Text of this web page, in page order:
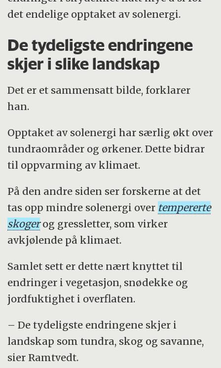
det endelige opptaket av solenergi.
De tydeligste endringene
skjer i slike landskap
Det er et sammensatt bilde, forklarer
han.
Opptaket av solenergi har særlig økt over
tundraområder og ørkener. Dette bidrar
til oppvarming av klimaet.
På den andre siden ser forskerne at det
tas opp mindre solenergi over tempererte
skogerog gressletter, som virker
avkjølende på klimaet.
Samlet sett er dette nært knyttet til
endringer i vegetasjon, snødekke og
jordfuktighet i overflaten.
– De tydeligste endringene skjer i
landskap som tundra, skog og savanne,
sier Ramtvedt.